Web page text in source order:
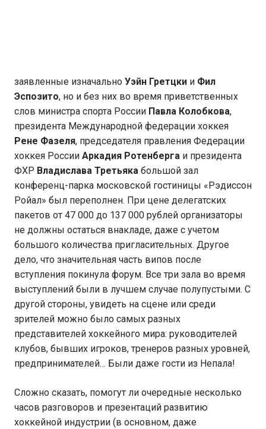
заявленные изначально Уэйн Гретцки и Фил
Эспозито, но и без них во время приветственных
слов министра спорта России Павла Колобкова,
президента Международной федерации хоккея
Рене Фазеля, председателя правления Федерации
хоккея России Аркадия Ротенберга и президента
ФХР Владислава Третьяка большой зал
конференц-парка московской гостиницы «Рэдиссон
Ройал» был переполнен. При цене делегатских
пакетов от 47 000 до 137 000 рублей организаторы
не должны остаться внакладе, даже с учетом
большого количества пригласительных. Другое
дело, что значительная часть випов после
вступления покинула форум. Все три зала во время
выступлений были в лучшем случае полупустыми. С
другой стороны, увидеть на сцене или среди
зрителей можно было самых разных
представителей хоккейного мира: руководителей
клубов, бывших игроков, тренеров разных уровней,
предпринимателей… Были даже гости из Непала!
Сложно сказать, помогут ли очередные несколько
часов разговоров и презентаций развитию
хоккейной индустрии (в основном, даже